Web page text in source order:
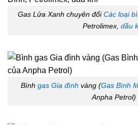
Gas Lửa Xanh chuyên đổiCác loại
Petrolimex, dầu
Bình gas Gia đình vàng (Gas Bình
Anpha Petrol)